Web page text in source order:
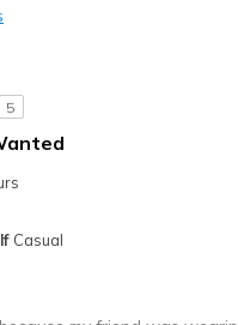
5
Casual